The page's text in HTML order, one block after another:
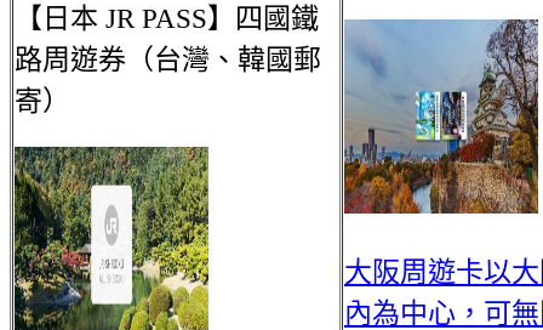
【日本 JR PASS】四國鐵
路周遊券（台灣、韓國郵
寄）
大阪周遊卡以
內為中心，可